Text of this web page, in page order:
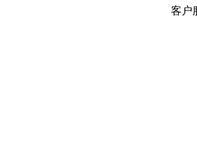
客户